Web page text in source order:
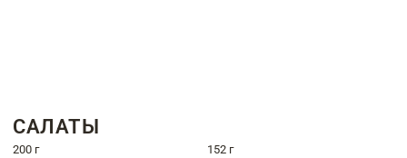
САЛАТЫ
200 г 152 г